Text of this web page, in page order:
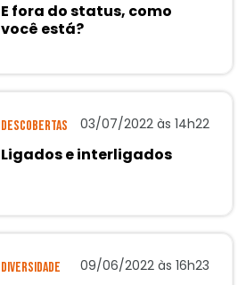
E fora do status, como
você está?
Descobertas 03/07/2022 às 14h22
Ligados e interligados
Diversidade 09/06/2022 às 16h23